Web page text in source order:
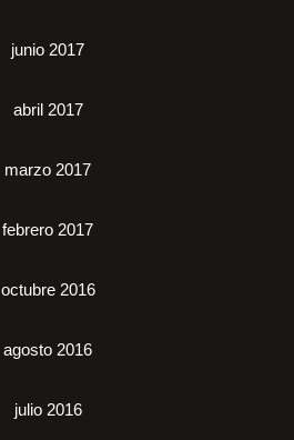
junio 2017
abril 2017
marzo 2017
febrero 2017
octubre 2016
agosto 2016
julio 2016